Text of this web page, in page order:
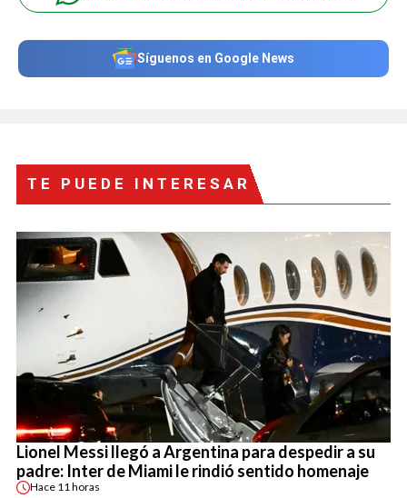
Síguenos en Google News
TE PUEDE INTERESAR
Lionel Messi llegó a Argentina para despedir a su
padre: Inter de Miami le rindió sentido homenaje
Hace 11 horas